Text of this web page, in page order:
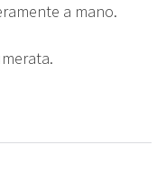
a mano.